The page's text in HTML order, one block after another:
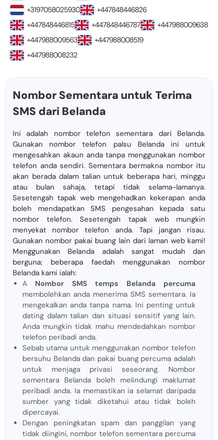
+3197058025930
+447848446826
+447848446815
+447848446787
+447988009638
+447988009563
+447988008519
+447988008232
Nombor Sementara untuk Terima
SMS dari Belanda
Ini adalah nombor telefon sementara dari Belanda.
Gunakan nombor telefon palsu Belanda ini untuk
mengesahkan akaun anda tanpa menggunakan nombor
telefon anda sendiri. Sementara bermakna nombor itu
akan berada dalam talian untuk beberapa hari, minggu
atau bulan sahaja, tetapi tidak selama-lamanya.
Sesetengah tapak web mengehadkan kekerapan anda
boleh mendapatkan SMS pengesahan kepada satu
nombor telefon. Sesetengah tapak web mungkin
menyekat nombor telefon anda. Tapi jangan risau.
Gunakan nombor pakai buang lain dari laman web kami!
Menggunakan Belanda adalah sangat mudah dan
berguna; beberapa faedah menggunakan nombor
Belanda kami ialah:
A Nombor SMS temps Belanda percuma
membolehkan anda menerima SMS sementara. Ia
mengekalkan anda tanpa nama. Ini penting untuk
dating dalam talian dan situasi sensitif yang lain.
Anda mungkin tidak mahu mendedahkan nombor
telefon peribadi anda.
Sebab utama untuk menggunakan nombor telefon
bersuhu Belanda dan pakai buang percuma adalah
untuk menjaga privasi seseorang. Nombor
sementara Belanda boleh melindungi maklumat
peribadi anda. Ia memastikan ia selamat daripada
sumber yang tidak diketahui atau tidak boleh
dipercayai.
Dengan peningkatan spam dan panggilan yang
tidak diingini, nombor telefon sementara percuma